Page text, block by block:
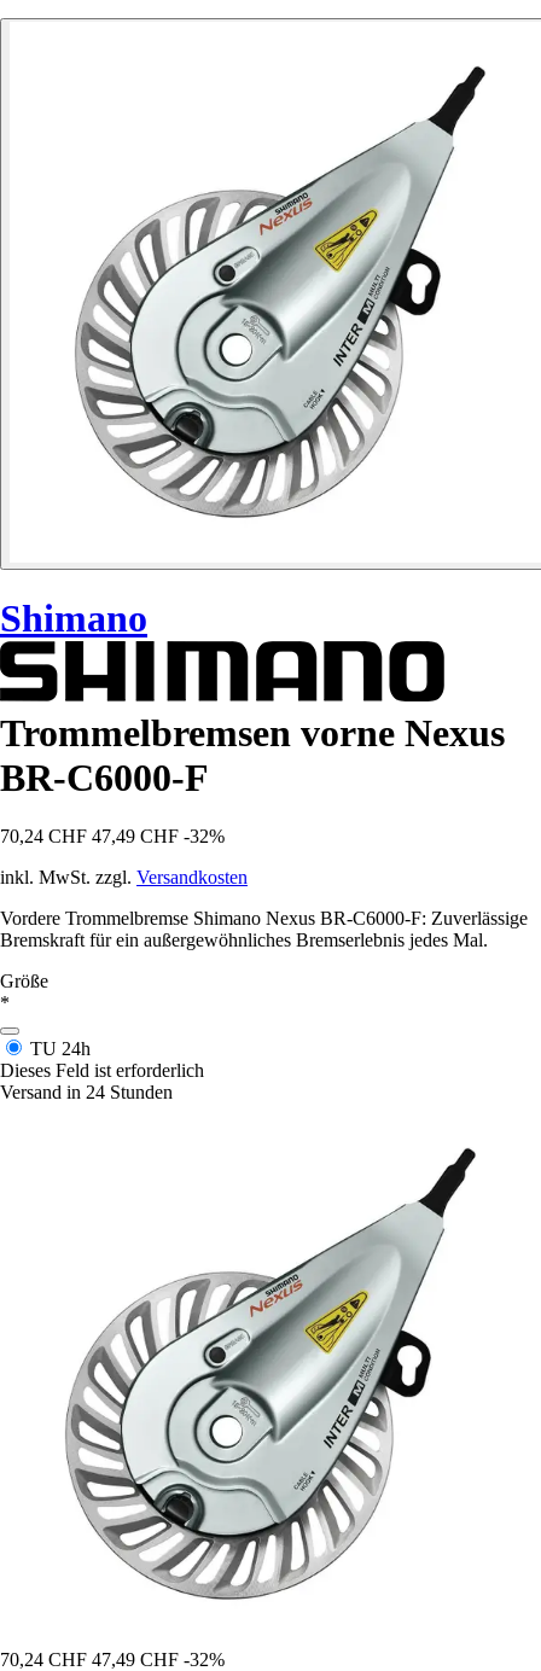
Shimano
Trommelbremsen vorne Nexus
BR-C6000-F
70,24 CHF 47,49 CHF -32%
inkl. MwSt. zzgl. Versandkosten
Vordere Trommelbremse Shimano Nexus BR-C6000-F: Zuverlässige
Bremskraft für ein außergewöhnliches Bremserlebnis jedes Mal.
Größe
*
TU 24h
Dieses Feld ist erforderlich
Versand in 24 Stunden
70,24 CHF 47,49 CHF -32%